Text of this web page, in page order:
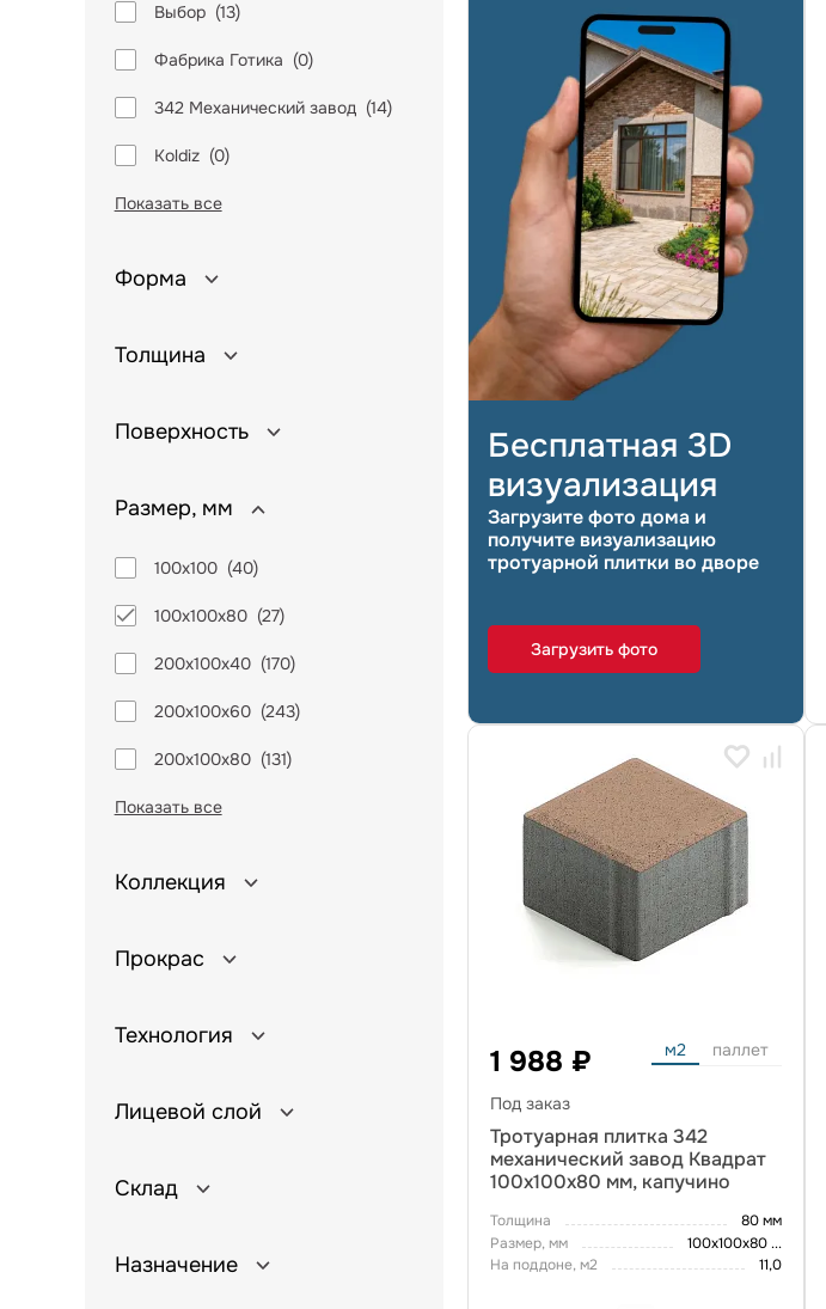
Выбор(13)
Фабрика Готика (0)
342 Механический завод(14)
Koldiz(0)
Показать все
Форма
Толщина
Поверхность
Размер, мм
100х100(40)
100х100х80(27)
200х100х40(170)
200х100х60(243)
200х100х80(131)
Показать все
Коллекция
Прокрас
Технология
Лицевой слой
Склад
Назначение
Бесплатная 3D
визуализация
Загрузите фото дома и
получите визуализацию
тротуарной плитки во дворе
Загрузить фото
1 988 ₽ м2 паллет
Под заказ
Тротуарная плитка 342
механический завод Квадрат
100х100х80 мм, капучино
Толщина
80 мм
Размер, мм
100х100х80...
На поддоне, м2
11,0